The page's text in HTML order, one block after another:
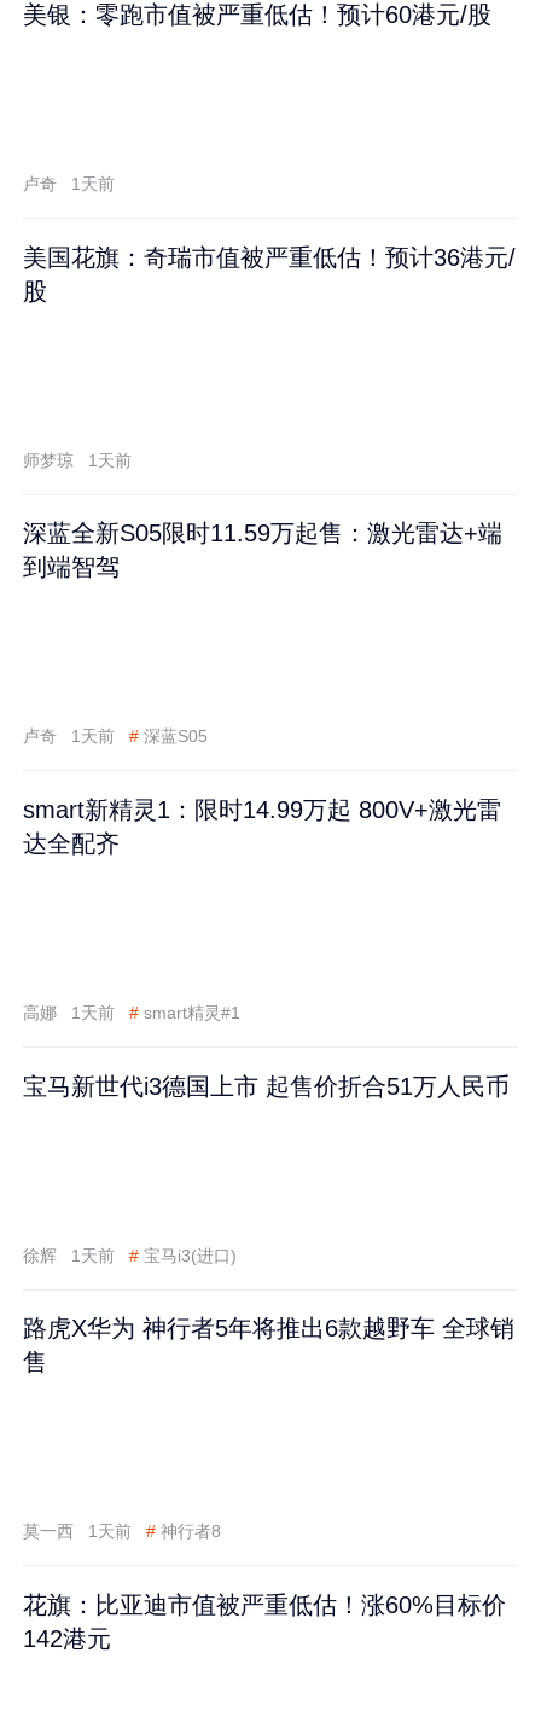
美银：零跑市值被严重低估！预计60港元/股
卢奇 1天前
美国花旗：奇瑞市值被严重低估！预计36港元/
股
师梦琼 1天前
深蓝全新S05限时11.59万起售：激光雷达+端
到端智驾
卢奇 1天前 # 深蓝S05
smart新精灵1：限时14.99万起 800V+激光雷
达全配齐
高娜 1天前 # smart精灵#1
宝马新世代i3德国上市 起售价折合51万人民币
徐辉 1天前 # 宝马i3(进口)
路虎X华为 神行者5年将推出6款越野车 全球销
售
莫一西 1天前 # 神行者8
花旗：比亚迪市值被严重低估！涨60%目标价
142港元